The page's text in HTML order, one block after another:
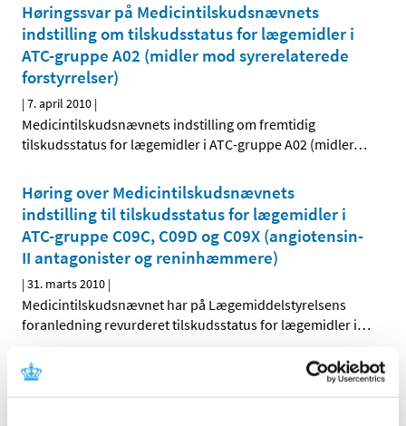
Høringssvar på Medicintilskudsnævnets
indstilling om tilskudsstatus for lægemidler i
ATC-gruppe A02 (midler mod syrerelaterede
forstyrrelser)
|7. april 2010 |
Medicintilskudsnævnets indstilling om fremtidig
tilskudsstatus for lægemidler i ATC-gruppe A02 (midler…
Høring over Medicintilskudsnævnets
indstilling til tilskudsstatus for lægemidler i
ATC-gruppe C09C, C09D og C09X (angiotensin-
II antagonister og reninhæmmere)
|31. marts 2010 |
Medicintilskudsnævnet har på Lægemiddelstyrelsens
foranledning revurderet tilskudsstatus for lægemidler i…
Lægemiddelstyrelsen indleder ad hoc
revurdering af tilskudsstatus i ATC–gruppe